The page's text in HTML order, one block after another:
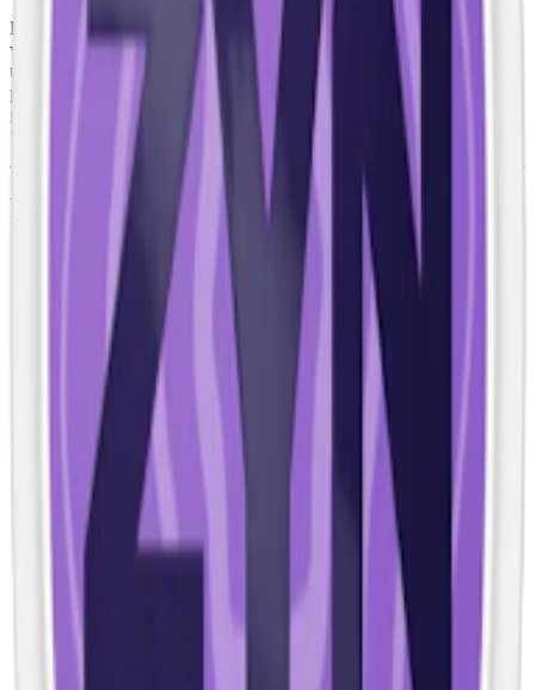
Precis som övriga FIX-snus kommer Blueberry Ice i slim-format,
vilket innebär att prillan är smalare och har en mer diskret passform
under läppen jämfört med traditionellt snus. Prillan har också en
perforerad filt för förbättra smak-releasen. En Fix-prilla väger 0,7
gram vilket ger 14 gram vitt snus per dosa. FIX tillverkas stolt i
Sverige av Habit Factory In Sweden AB.
Fakta om FIX Blueberry Ice #5 Stark
Slim Vitt Snus
Varumärke:
FIX
Tillverkare:
Habit Factory in Sweden AB
Snustyp:
vitt snus
Torrhet:
normal
Styrka
starkt vitt snus
Format/storlek:
Smak:
blåbär/bär
fyllnadsmedel (E460, cellulosa),
smakförstärkare (koksalt), xylitol, sötningsmedel (E955,
sukralos), förtjockningsmedel (E406, agar), surhetsreglerande
medel (E500, natriumkarbonater), vatten samt aromer och